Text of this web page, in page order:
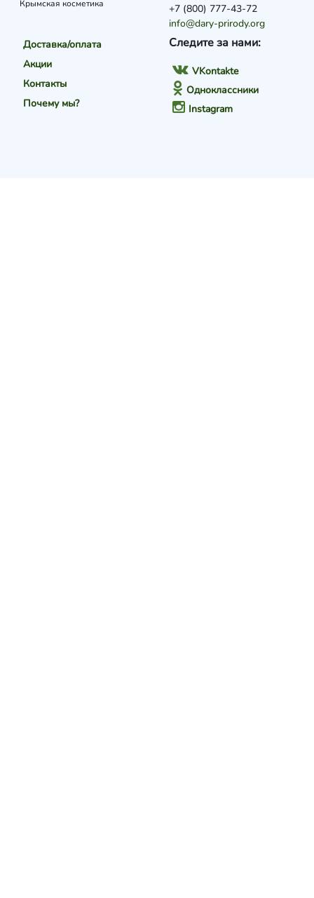
Крымская косметика
Доставка/оплата
Акции
Контакты
Почему мы?
Следите за нами:
VKontakte
Одноклассники
Instagram
+7 (800) 777-43-72
info@dary-prirody.org